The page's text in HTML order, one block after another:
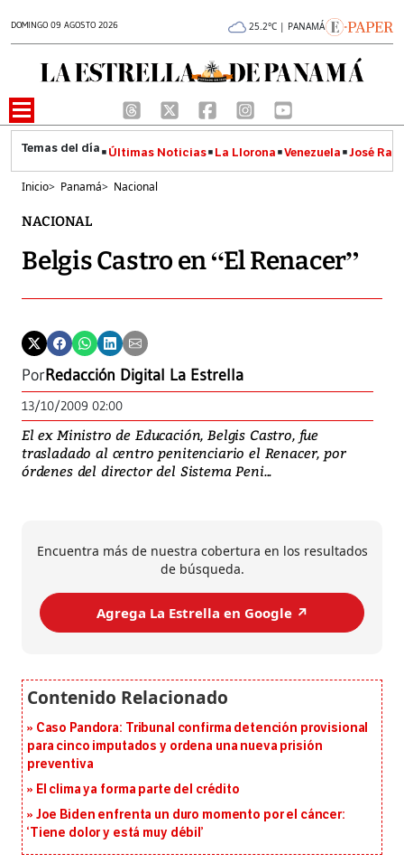
DOMINGO 09 AGOSTO 2026 25.2°C | PANAMÁ
Últimas Noticias La Llorona Venezuela José
Inicio> Panamá> Nacional
NACIONAL
Belgis Castro en “El Renacer”
PorRedacción Digital La Estrella
13/10/2009 02:00
El ex Ministro de Educación, Belgis Castro, fue
trasladado al centro penitenciario el Renacer, por
órdenes del director del Sistema Peni...
Encuentra más de nuestra cobertura en los resultados
de búsqueda.
Agrega La Estrella en Google ↗️
Caso Pandora: Tribunal confirma detención provisional
para cinco imputados y ordena una nueva prisión
preventiva
El clima ya forma parte del crédito
Joe Biden enfrenta un duro momento por el cáncer:
‘Tiene dolor y está muy débil’